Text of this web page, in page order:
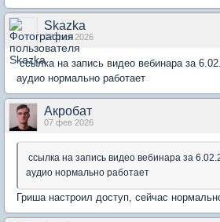
Skazka
07 фев 2026
ссылка на запись видео вебинара за
аудио нормально работает
Акробат
07 фев 2026
ссылка на запись видео вебинара за
аудио нормально работает
Гриша настроил доступ, сейчас